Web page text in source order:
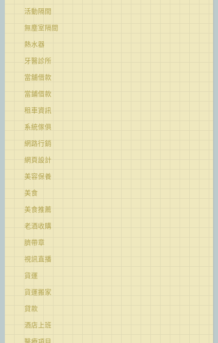
活動隔間
無塵室隔間
熱水器
牙醫診所
當舖借款
當鋪借款
租車資訊
系統傢俱
網路行銷
網頁設計
美容保養
美食
美食推薦
老酒收購
臍帶章
視訊直播
貨運
貨運搬家
貸款
酒店上班